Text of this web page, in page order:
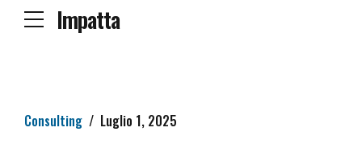
Impatta
Consulting Luglio 1, 2025